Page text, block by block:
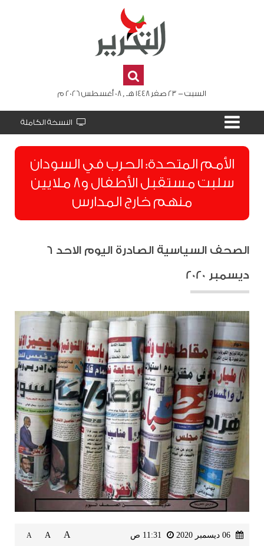
السبت - 23 صفر 1448 هـ , 08 أغسطس 2026 م
النسخة الكاملة
الأمم المتحدة: الحرب في السودان
سلبت مستقبل الأطفال و8 ملايين
منهم خارج المدارس
الصحف السياسية الصادرة اليوم الاحد 6
ديسمبر 2020
A
A
A